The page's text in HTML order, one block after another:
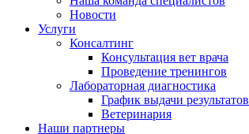
Новости
Услуги
Консалтинг
Консультация вет врача
Проведение тренингов
Лабораторная диагностика
График выдачи результатов
Ветеринария
Наши партнеры